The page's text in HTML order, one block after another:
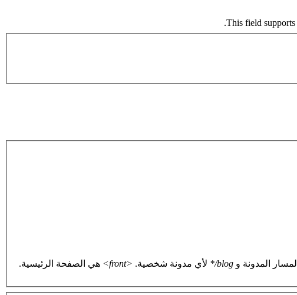
لمسار المدونة و blog/* لأي مدونة شخصية. <front>
هي الصفحة الرئيسية.